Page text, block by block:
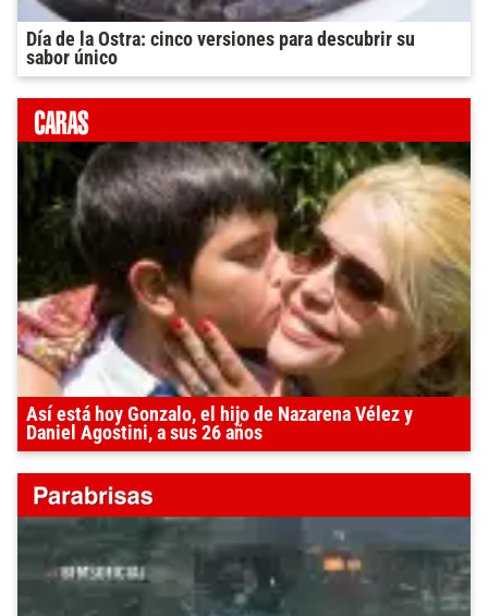
Día de la Ostra: cinco versiones para descubrir su
sabor único
Así está hoy Gonzalo, el hijo de Nazarena Vélez y
Daniel Agostini, a sus 26 años